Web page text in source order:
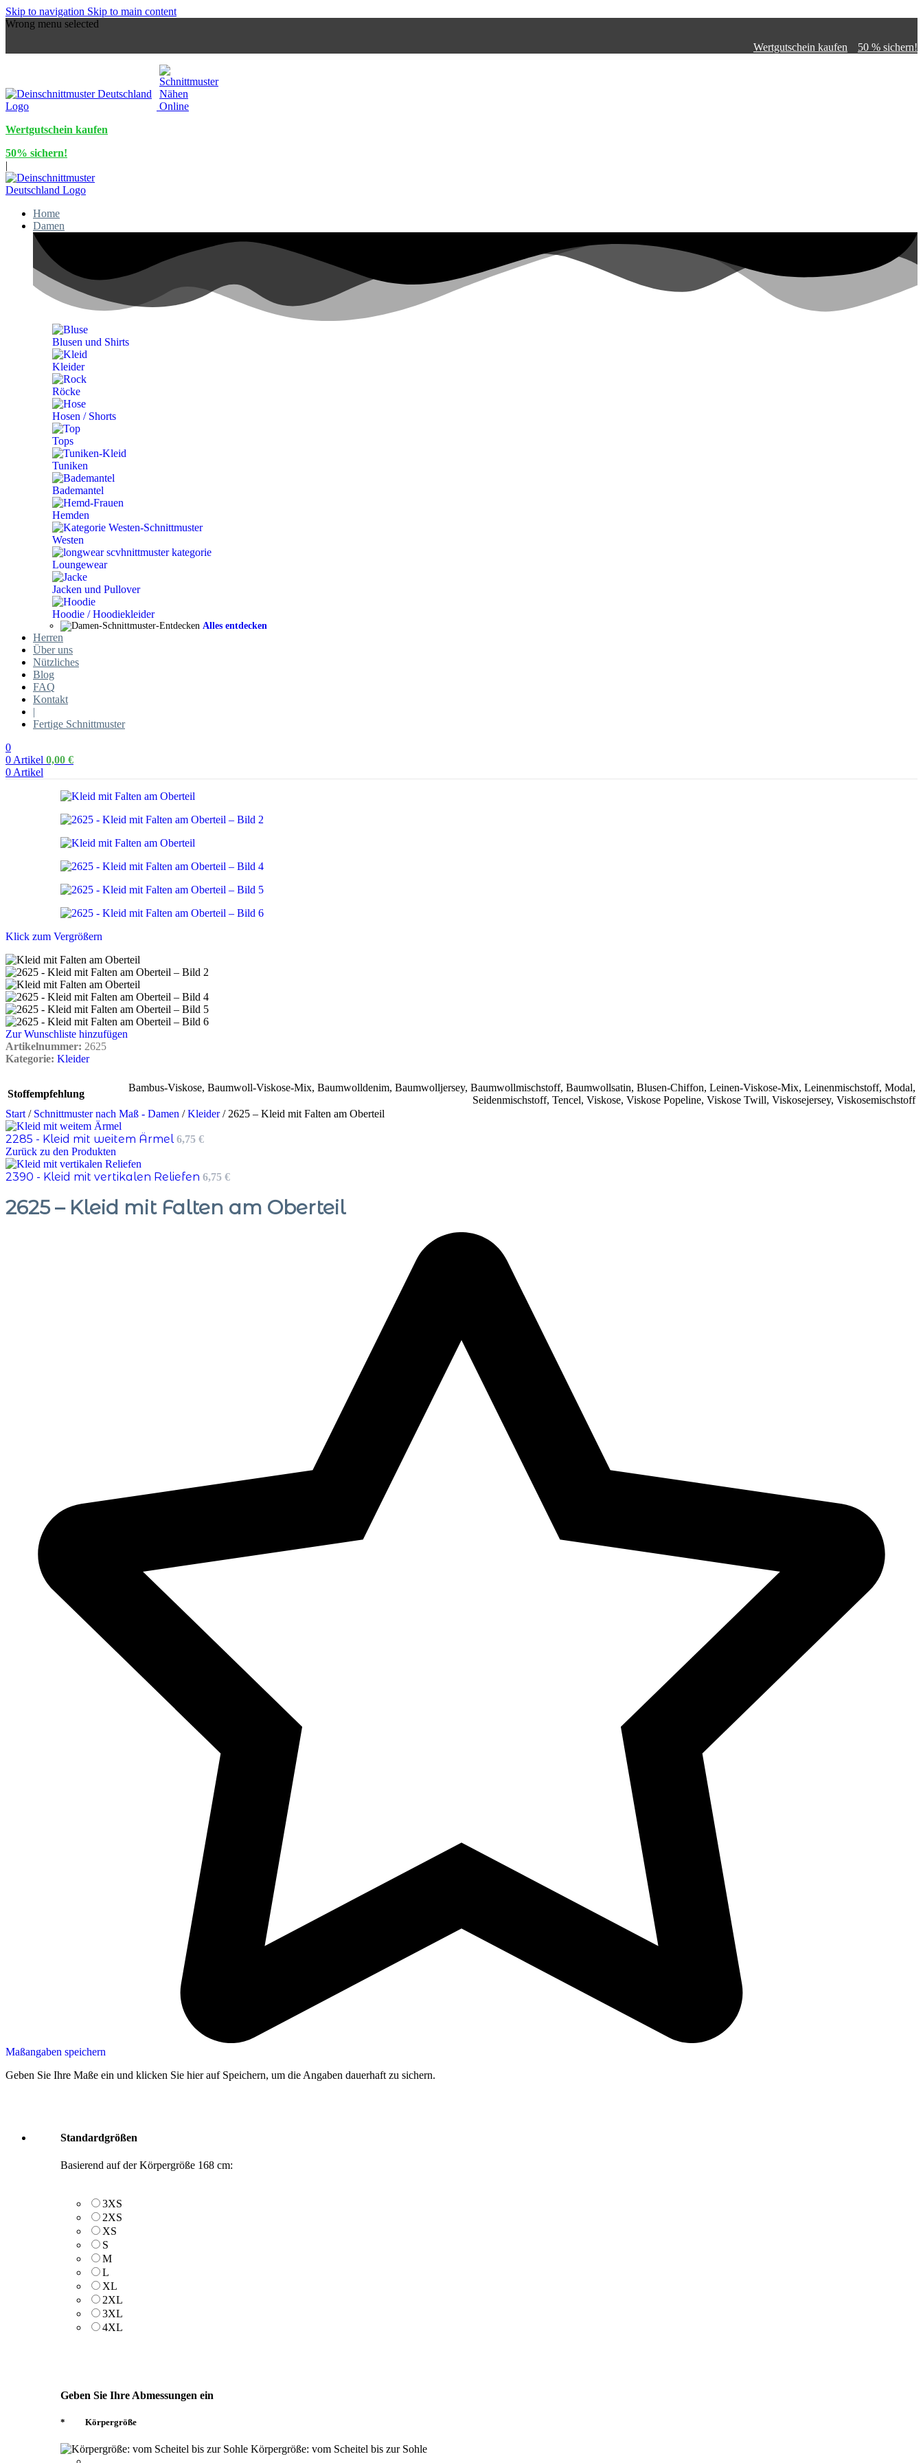
Skip to navigation Skip to main content
Wrong menu selected
Wertgutschein kaufen
50 % sichern!
Wertgutschein kaufen
50% sichern!
|
Home
Damen
Blusen und Shirts
Kleider
Röcke
Hosen / Shorts
Tops
Tuniken
Bademantel
Hemden
Westen
Loungewear
Jacken und Pullover
Hoodie / Hoodiekleider
Alles entdecken
Herren
Über uns
Nützliches
Blog
FAQ
Kontakt
|
Fertige Schnittmuster
0
0 Artikel 0,00 €
0 Artikel
Klick zum Vergrößern
Zur Wunschliste hinzufügen
Artikelnummer: 2625
Kategorie: Kleider
Stoffempfehlung
Bambus-Viskose, Baumwoll-Viskose-Mix, Baumwolldenim, Baumwolljersey, Baumwollmischstoff, Baumwollsatin, Blusen-Chiffon, Leinen-Viskose-Mix, Leinenmischstoff, Modal,
Seidenmischstoff, Tencel, Viskose, Viskose Popeline, Viskose Twill, Viskosejersey, Viskosemischstoff
Start / Schnittmuster nach Maß - Damen / Kleider/ 2625 – Kleid mit Falten am Oberteil
2285 - Kleid mit weitem Ärmel6,75 €
Zurück zu den Produkten
2390 - Kleid mit vertikalen Reliefen 6,75 €
2625 – Kleid mit Falten am Oberteil
Maßangaben speichern
Geben Sie Ihre Maße ein und klicken Sie hier auf Speichern, um die Angaben dauerhaft zu sichern.
Standardgrößen
Basierend auf der Körpergröße 168 cm:
3XS
2XS
XS
S
M
L
XL
2XL
3XL
4XL
Geben Sie Ihre Abmessungen ein
* Körpergröße
Körpergröße: vom Scheitel bis zur Sohle